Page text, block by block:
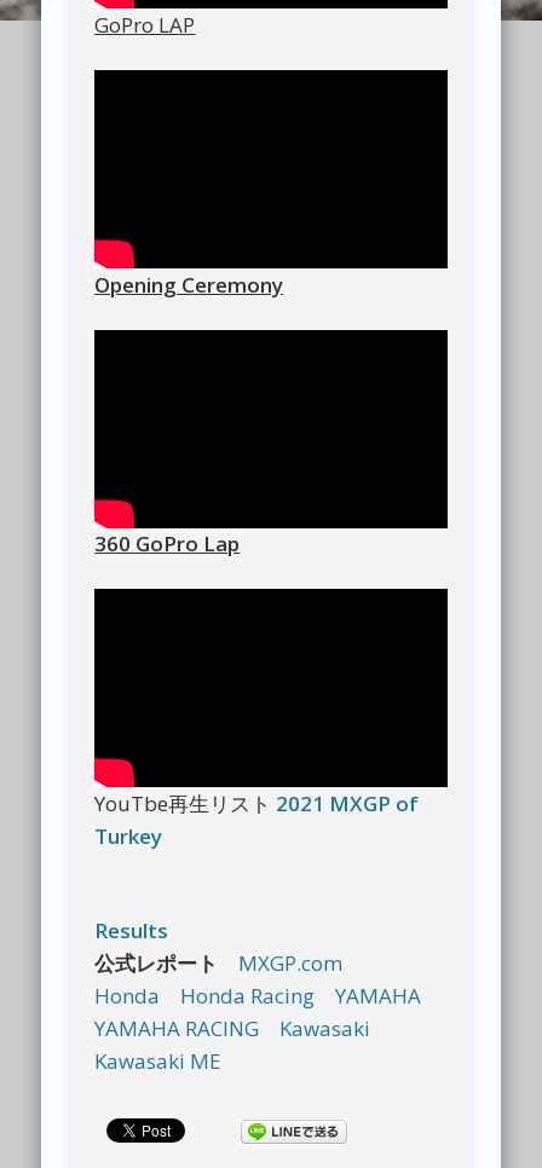
GoPro LAP
Opening Ceremony
360 GoPro Lap
YouTbe再生リスト 2021 MXGP of
Turkey
Results
公式レポート
MXGP.com
Honda
Honda Racing
YAMAHA
YAMAHA RACING
Kawasaki
Kawasaki ME